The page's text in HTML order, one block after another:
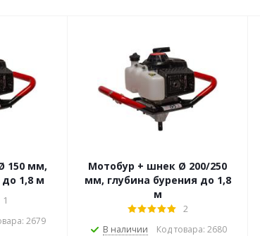
150 мм,
до 1,8 м
1
2679
Мотобур + шнек Ø 200/250
мм, глубина бурения до 1,8
м
2
В наличии
Код товара: 2680